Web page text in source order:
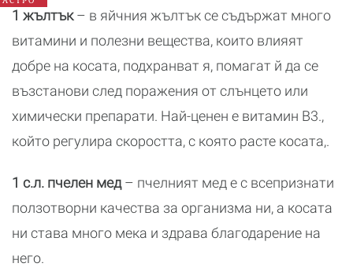
1 жълтък– в яйчния жълтък се съдържат много
витамини и полезни вещества, които влияят
добре на косата, подхранват я, помагат й да се
възстанови след поражения от слънцето или
химически препарати. Най-ценен е витамин B3.,
който регулира скоростта, с която расте косата,.
1 с.л. пчелен мед– пчелният мед е с всепризнати
ползотворни качества за организма ни, а косата
ни става много мека и здрава благодарение на
него.